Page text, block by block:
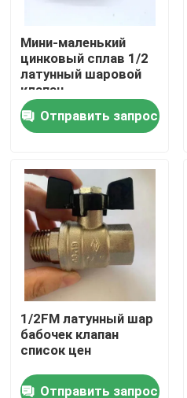
О нас
Путешествие фабрики
свяжитесь мы
Спросите цитату
Латунный клапан Bibcock
Латунный угловой вентиль
Латунный шаровой кран
Мини-маленький
цинковый сплав 1/2
латунный шаровой
клапан
полированный
электропластировка
водопроводные
Отправить запрос
1/2FM латунный шар
бабочек клапан
список цен
Отправить запрос